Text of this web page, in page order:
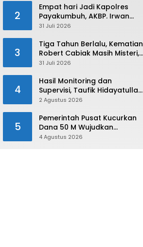
2
Empat hari Jadi Kapolres
Payakumbuh, AKBP. Irwan
Andeta Langsung Sambangi
31 Juli 2026
3
Tiga Tahun Berlalu, Kematian
Robert Cabiak Masih Misteri,
AKBP. Irwan : Jadi Atensi Kita
31 Juli 2026
4
Hasil Monitoring dan
Supervisi, Taufik Hidayatullah:
Limapuluh Kota Siap Kirimkan
Porprov Sumbar 2026
2 Agustus 2026
5
Pemerintah Pusat Kucurkan
Dana 50 M Wujudkan
Swasembada dan Ketahanan
4 Agustus 2026